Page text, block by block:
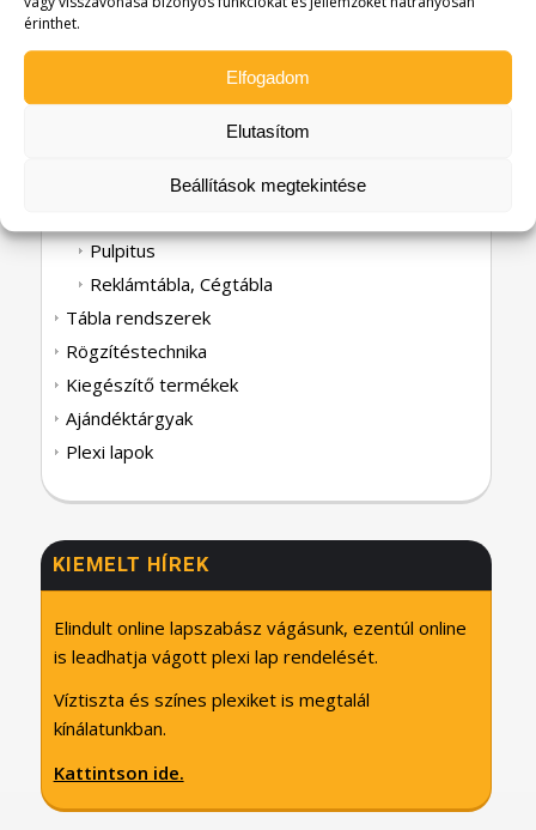
érinthet.
Elfogadom
Elutasítom
Beállítások megtekintése
Pénzvisszaadó
Kínálók
Ollótartó
Pulpitus
Reklámtábla, Cégtábla
Tábla rendszerek
Rögzítéstechnika
Kiegészítő termékek
Ajándéktárgyak
Plexi lapok
KIEMELT HÍREK
Elindult online lapszabász vágásunk, ezentúl online
is leadhatja vágott plexi lap rendelését.
Víztiszta és színes plexiket is megtalál
kínálatunkban.
Kattintson ide.